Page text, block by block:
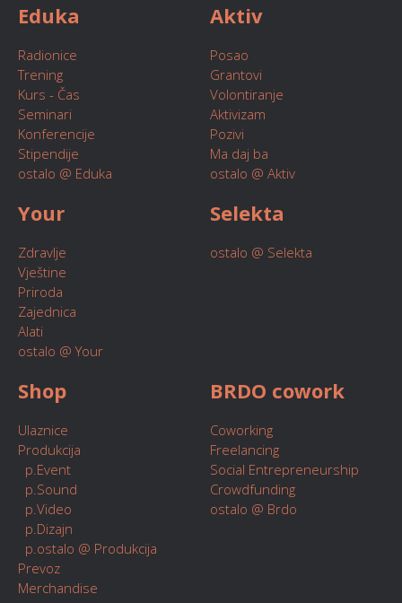
Eduka
Radionice
Trening
Kurs - Čas
Seminari
Konferencije
Stipendije
ostalo @ Eduka
Aktiv
Posao
Grantovi
Volontiranje
Aktivizam
Pozivi
Ma daj ba
ostalo @ Aktiv
Your
Zdravlje
Vještine
Priroda
Zajednica
Alati
ostalo @ Your
Selekta
ostalo @ Selekta
Shop
Ulaznice
Produkcija
p.Event
p.Sound
p.Video
p.Dizajn
p.ostalo @ Produkcija
Prevoz
Merchandise
BRDO cowork
Coworking
Freelancing
Social Entrepreneurship
Crowdfunding
ostalo @ Brdo